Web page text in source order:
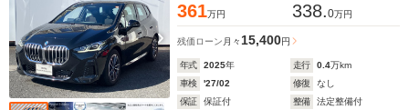
361万円 338.0万円
残価ローン 月々 15,400円
年式 2025年 走行 0.4万km
車検
'27/02 修復
なし
保証
保証付 整備
法定整備付